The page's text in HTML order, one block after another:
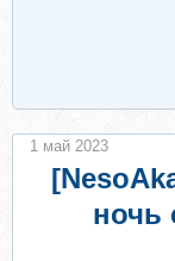
ночь
1 май 2023